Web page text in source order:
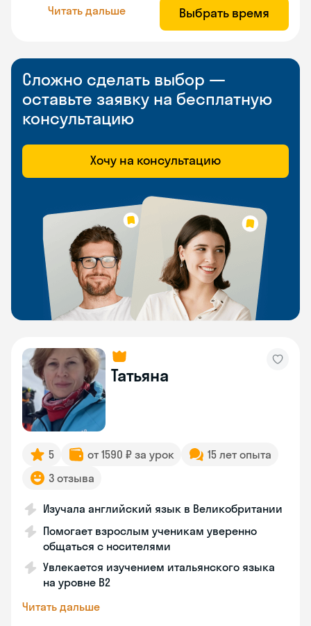
Читать дальше Выбрать время
Сложно сделать выбор —
оставьте заявку на бесплатную
консультацию
Хочу на консультацию
Татьяна
5 от 1590 ₽ за урок
15 лет опыта
3 отзыва
Изучала английский язык в Великобритании
Помогает взрослым ученикам уверенно
общаться с носителями
Увлекается изучением итальянского языка
на уровне В2
Читать дальше